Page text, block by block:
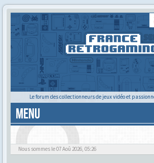
Le forum des collectionneurs de jeux vidéo et
MENU
Alors tu trouves ?
Nous sommes le 07 Aoû 2026, 05:26